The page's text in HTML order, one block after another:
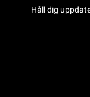
Håll dig